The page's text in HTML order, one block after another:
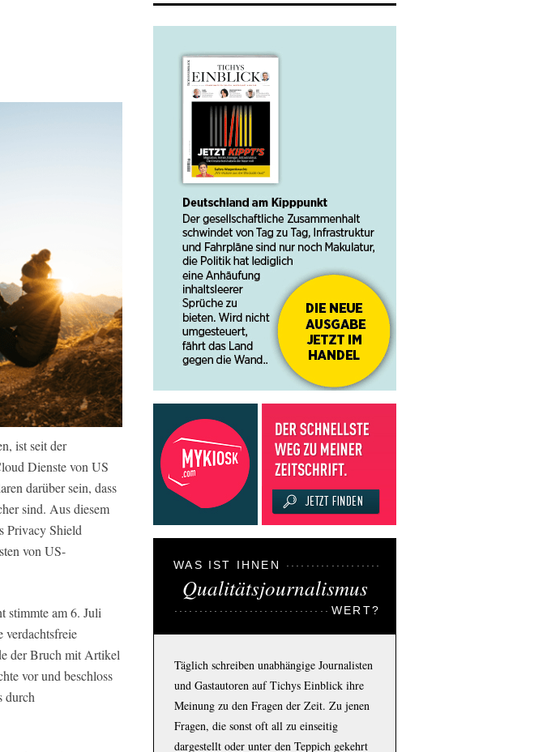
ist seit der
Dienste von US
darüber sein, dass
sind. Aus diesem
Privacy Shield
von US-
stimmte am 6. Juli
verdachtsfreie
der Bruch mit Artikel
vor und beschloss
durch
WAS IST IHNEN
Qualitätsjournalismus
WERT?
Täglich schreiben unabhängige Journalisten
und Gastautoren auf Tichys Einblick ihre
Meinung zu den Fragen der Zeit. Zu jenen
Fragen, die sonst oft all zu einseitig
dargestellt oder unter den Teppich gekehrt